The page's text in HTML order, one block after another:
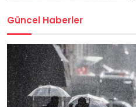
Güncel Haberler